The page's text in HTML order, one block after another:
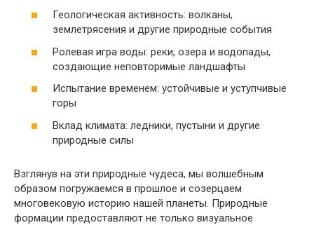
Геологическая активность: волканы,
землетрясения и другие природные события
Ролевая игра воды: реки, озера и водопады,
создающие неповторимые ландшафты
Испытание временем: устойчивые и уступчивые
горы
Вклад климата: ледники, пустыни и другие
природные силы
Взглянув на эти природные чудеса, мы волшебным
образом погружаемся в прошлое и созерцаем
многовековую историю нашей планеты. Природные
формации предоставляют не только визуальное